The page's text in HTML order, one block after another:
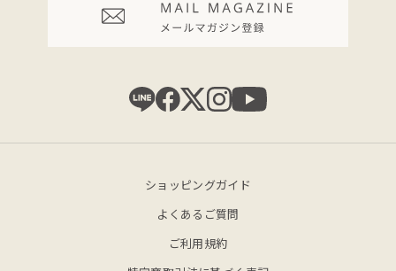
ショッピングガイド
よくあるご質問
ご利用規約